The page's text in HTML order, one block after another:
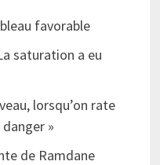
favorable
saturation a eu
lorsqu’on rate
»
de Ramdane